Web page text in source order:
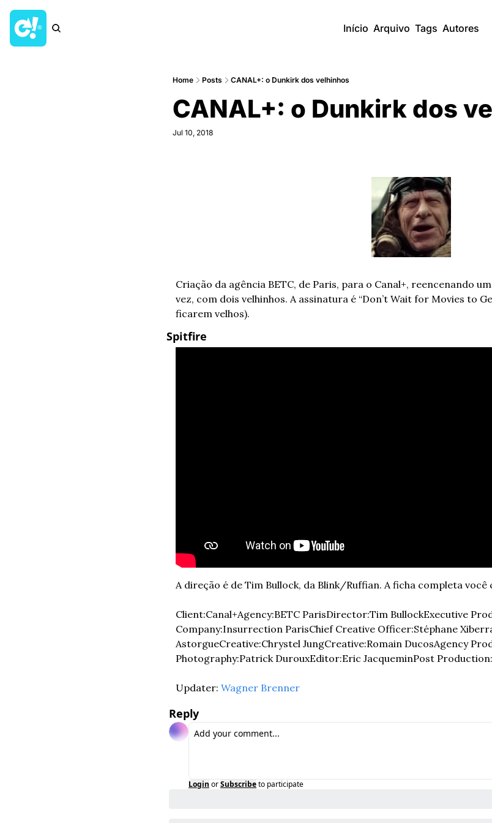
Início Arquivo Tags Autores
Home Posts CANAL+: o Dunkirk dos velhinhos
CANAL+: o Dunkirk dos
Jul 10, 2018
Criação da agência BETC, de Paris, para o Canal+, reencenando
vez, com dois velhinhos. A assinatura é “Don’t Wait for Movies to
ficarem velhos).
Spitfire
A direção é de Tim Bullock, da Blink/Ruffian. A ficha completa você
Client:Canal+Agency:BETC ParisDirector:Tim BullockExecutive
Company:Insurrection ParisChief Creative Officer:Stéphane
AstorgueCreative:Chrystel JungCreative:Romain DucosAgency
Photography:Patrick DurouxEditor:Eric JacqueminPost Production:
Updater: Wagner Brenner
Reply
Login orSubscribeto participate